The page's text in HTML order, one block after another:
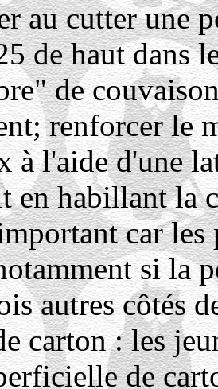
au cutter une
de haut dans
de
renforcer le
à l'aide d'une
en habillant la
car les
si la
autres côtés
carton : les
de